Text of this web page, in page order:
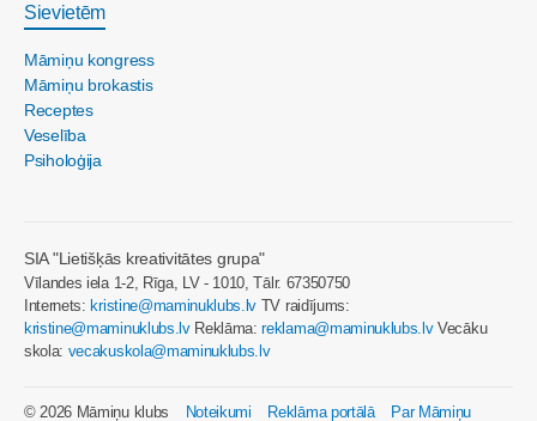
Sievietēm
Māmiņu kongress
Māmiņu brokastis
Receptes
Veselība
Psiholoģija
SIA "Lietišķās kreativitātes grupa"
Vīlandes iela 1-2, Rīga, LV - 1010, Tālr. 67350750
Internets:kristine@maminuklubs.lv TV raidījums:
kristine@maminuklubs.lvReklāma:reklama@maminuklubs.lvVecāku
skola: vecakuskola@maminuklubs.lv
© 2026 Māmiņu klubs Noteikumi Reklāma portālā Par Māmiņu